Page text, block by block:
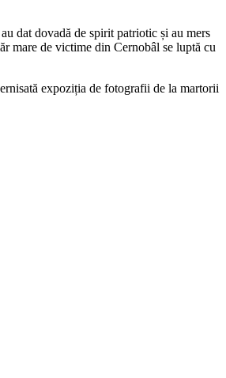
dat dovadă de spirit patriotic și au mers
mare de victime din Cernobâl se luptă cu
expoziția de fotografii de la martorii